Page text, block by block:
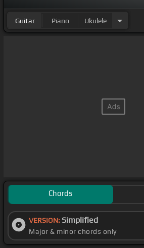
Guitar Piano Ukulele
Chords
VERSION: Simplified
Major & minor chords only